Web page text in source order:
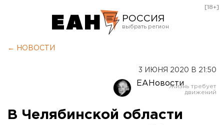
РОССИЯ
Оренбург
[18+]
← НОВОСТИ
3 ИЮНЯ 2020 В 21:50
ЕАНовости
В Челябинской области